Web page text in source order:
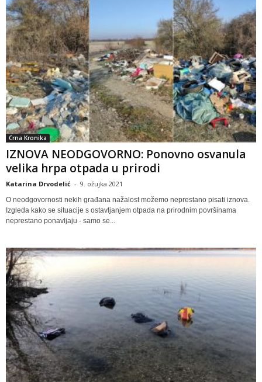
Crna Kronika
IZNOVA NEODGOVORNO: Ponovno osvanula
velika hrpa otpada u prirodi
Katarina Drvodelić - 9. ožujka 2021
O neodgovornosti nekih građana nažalost možemo neprestano pisati iznova.
Izgleda kako se situacije s ostavljanjem otpada na prirodnim površinama
neprestano ponavljaju - samo se...